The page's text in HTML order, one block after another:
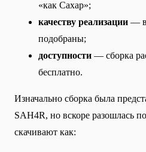
«как Сахар»;
качеству реализации —
подобраны;
доступности — сборка
бесплатно.
Изначально сборка была
SAH4R, но вскоре разошлась
скачивают как: